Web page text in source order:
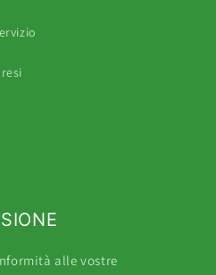
alle vostre